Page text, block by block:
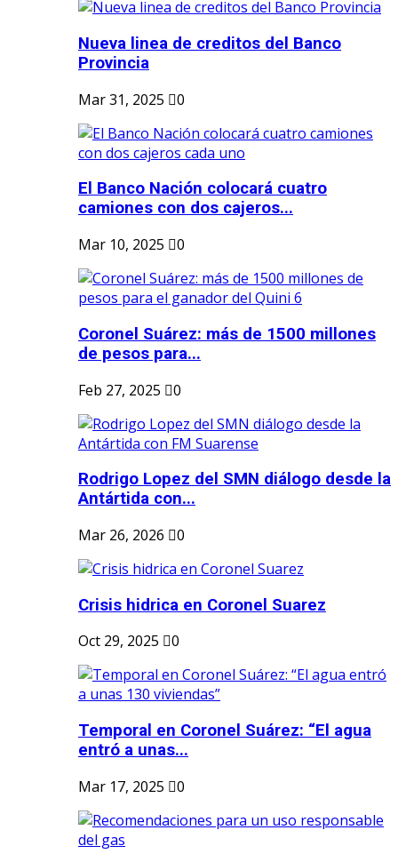
Nueva linea de creditos del Banco
Provincia
Mar 31, 2025
0
El Banco Nación colocará cuatro
camiones con dos cajeros...
Mar 10, 2025
0
Coronel Suárez: más de 1500 millones
de pesos para...
Feb 27, 2025
0
Rodrigo Lopez del SMN diálogo desde la
Antártida con...
Mar 26, 2026
0
Crisis hidrica en Coronel Suarez
Oct 29, 2025
0
Temporal en Coronel Suárez: “El agua
entró a unas...
Mar 17, 2025
0